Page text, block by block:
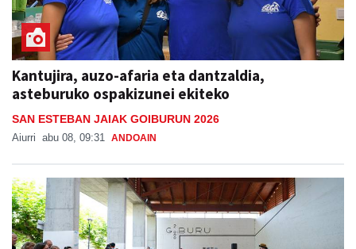
Kantujira, auzo-afaria eta dantzaldia,
asteburuko ospakizunei ekiteko
SAN ESTEBAN JAIAK GOIBURUN 2026
Aiurri abu 08, 09:31 ANDOAIN